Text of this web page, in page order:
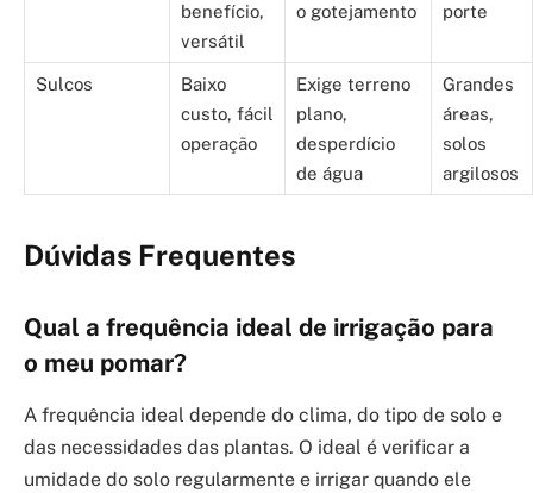
benefício,
versátil
o gotejamento
porte
Sulcos
Baixo
custo, fácil
operação
Exige terreno
plano,
desperdício
de água
Grandes
áreas,
solos
argilosos
Dúvidas Frequentes
Qual a frequência ideal de irrigação para
o meu pomar?
A frequência ideal depende do clima, do tipo de solo e
das necessidades das plantas. O ideal é verificar a
umidade do solo regularmente e irrigar quando ele